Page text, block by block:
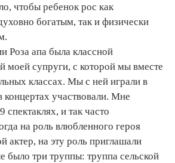
чтобы ребенок рос как
богатым, так и физически
Роза апа была классной
моей супруги, с которой мы вместе
классах. Мы с ней играли в
концертах участвовали. Мне
спектаклях, и так часто
на роль влюбленного героя
актер, на эту роль приглашали
было три труппы: труппа сельской